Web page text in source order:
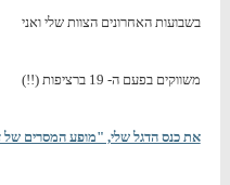
בשבועות האחרונים הצוות שלי ואני
משווקים בפעם ה- 19 ברציפות (!!)
את כנס הדגל שלי, "מופע המסרים של